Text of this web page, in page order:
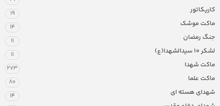
کاریکاتور 19
ماکت موشک 14
جنگ رمضان 11
لشکر ۱۰ سیدالشهدا(ع) 11
ماکت شهدا 273
ماکت علما 80
شهدای هسته ای 14